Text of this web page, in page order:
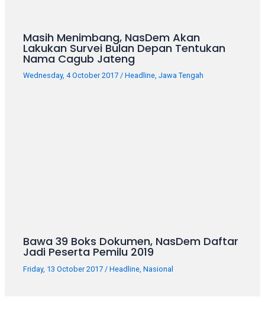
Masih Menimbang, NasDem Akan
Lakukan Survei Bulan Depan Tentukan
Nama Cagub Jateng
Wednesday, 4 October 2017/Headline,Jawa Tengah
Bawa 39 Boks Dokumen, NasDem Daftar
Jadi Peserta Pemilu 2019
Friday, 13 October 2017 /Headline ,Nasional